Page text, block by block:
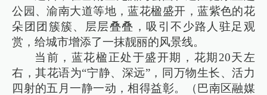
公园、渝南大道等地，蓝花楹盛开，蓝紫色的花
朵团团簇簇、层层叠叠，吸引不少路人驻足观
赏，给城市增添了一抹靓丽的风景线。
当前，蓝花楹正处于盛开期，花期20天左
右，其花语为“宁静、深远”，同万物生长、活力
四射的五月一静一动，相得益彰。（巴南区融媒